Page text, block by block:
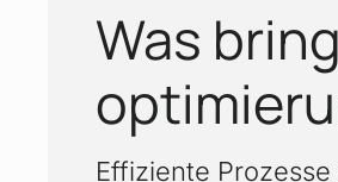
:
Was
Effiziente